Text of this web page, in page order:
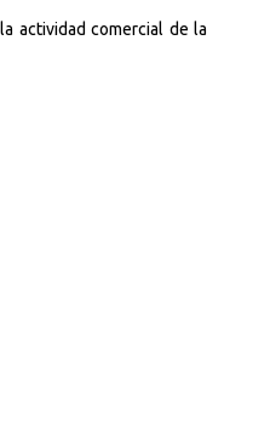
actividad comercial de la